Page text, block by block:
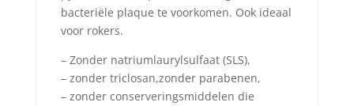
bacteriële plaque te voorkomen. Ook ideaal
voor rokers.
– Zonder natriumlaurylsulfaat (SLS),
– zonder triclosan,zonder parabenen,
– zonder conserveringsmiddelen die